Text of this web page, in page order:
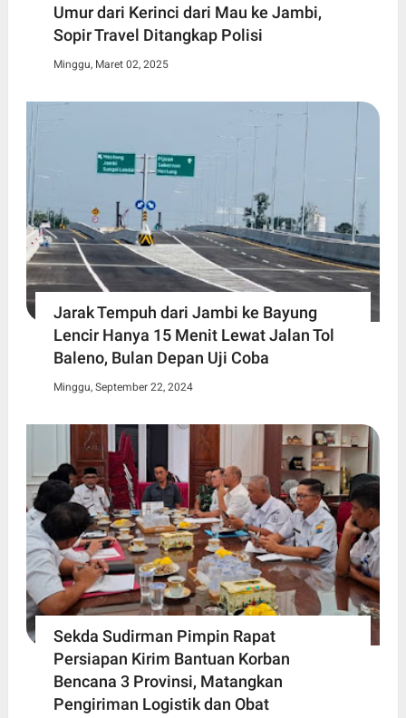
Umur dari Kerinci dari Mau ke Jambi,
Sopir Travel Ditangkap Polisi
Minggu, Maret 02, 2025
Jarak Tempuh dari Jambi ke Bayung
Lencir Hanya 15 Menit Lewat Jalan Tol
Baleno, Bulan Depan Uji Coba
Minggu, September 22, 2024
Sekda Sudirman Pimpin Rapat
Persiapan Kirim Bantuan Korban
Bencana 3 Provinsi, Matangkan
Pengiriman Logistik dan Obat